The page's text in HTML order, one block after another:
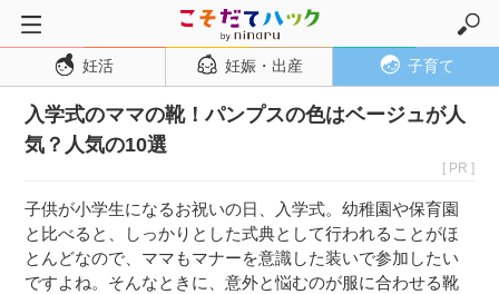
トップページ
妊活
妊娠・出産
妊娠初期
妊娠中期
妊活 妊娠・出産 子育て
入学式のママの靴！パンプスの色はベージュが人
気？人気の10選
[ PR ]
子供が小学生になるお祝いの日、入学式。幼稚園や保育園
と比べると、しっかりとした式典として行われることがほ
とんどなので、ママもマナーを意識した装いで参加したい
ですよね。そんなときに、意外と悩むのが服に合わせる靴